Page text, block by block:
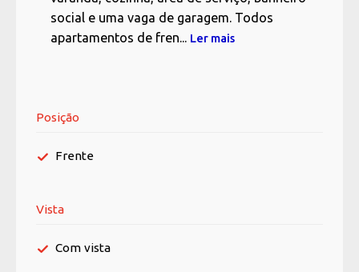
social e uma vaga de garagem. Todos
apartamentos de fren... Ler mais
Posição
Frente
Vista
Com vista